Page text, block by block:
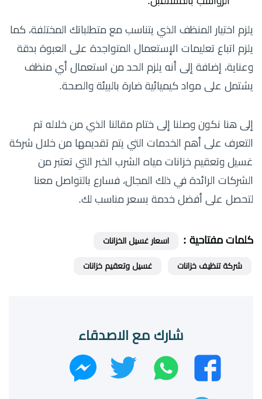
يلزم اختيار المنظف الذي يتناسب مع متطلباتك المختلفة، كما
يلزم اتباع تعليمات الإستعمال المتواجدة على العبوة بدقة
وعناية، إضافة إلى أنه يلزم الحد من استعمال أي منظف
يشتمل على مواد كيميائية ضارة بالبيئة والصحة.
إلى هنا نكون وصلنا إلى ختام مقالنا الذي من خلاله تم
التعرف على أهم الخدمات التي يتم تقديمها من خلال شركة
غسيل وتعقيم خزانات مياه الشرب الخبر التي تعتبر من
الشركات الرائدة في ذلك المجال، فسارع بالتواصل معنا
لتحصل على أفضل خدمة بسعر مناسب لك.
كلمات مفتاحية : اسعار غسيل الخزانات
شركة تنظيف خزانات غسيل وتعقيم خزانات
شارك مع الاصدقاء
فيسبوك
واتساب تويتر